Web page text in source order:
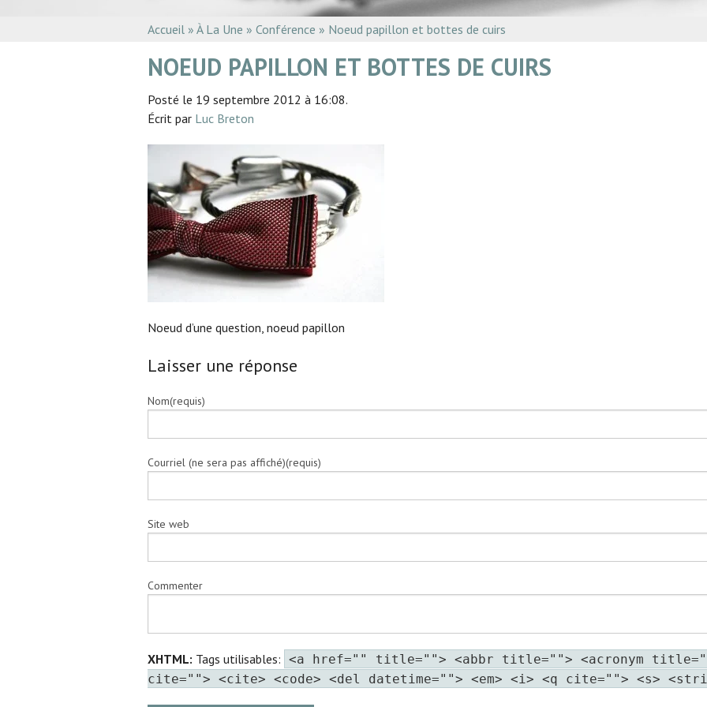
Accueil » À La Une » Conférence » Noeud papillon et bottes de cuirs
NOEUD PAPILLON ET BOTTES DE CUIRS
Posté le 19 septembre 2012 à 16:08.
Écrit par Luc Breton
Noeud d’une question, noeud papillon
Laisser une réponse
Nom(requis)
Courriel (ne sera pas affiché)(requis)
Site web
Commenter
XHTML: Tags utilisables: <a href="" title=""> <abbr title=""> <acronym
cite=""> <cite> <code> <del datetime=""> <em> <i> <q cite=""> <s>